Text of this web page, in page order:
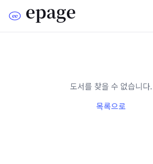
도서를 찾을 수 없습니다.
목록으로